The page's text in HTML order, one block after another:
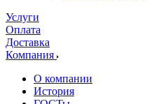
Услуги
Оплата
Доставка
Компания
О компании
История